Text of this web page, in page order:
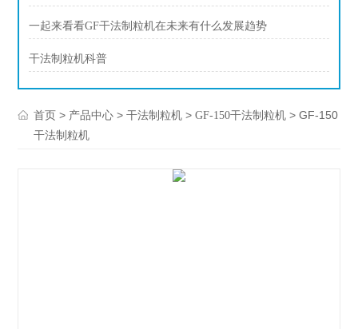
一起来看看GF干法制粒机在未来有什么发展趋势
干法制粒机科普
首页 > 产品中心 >干法制粒机 >GF-150干法制粒机 > GF-150
干法制粒机